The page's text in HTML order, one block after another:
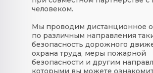
человеком.
Мы проводим дистанционное
по различным направления
безопасность дорожного
охрана труда, меры пожарной
безопасности и другим
которыми вы можете